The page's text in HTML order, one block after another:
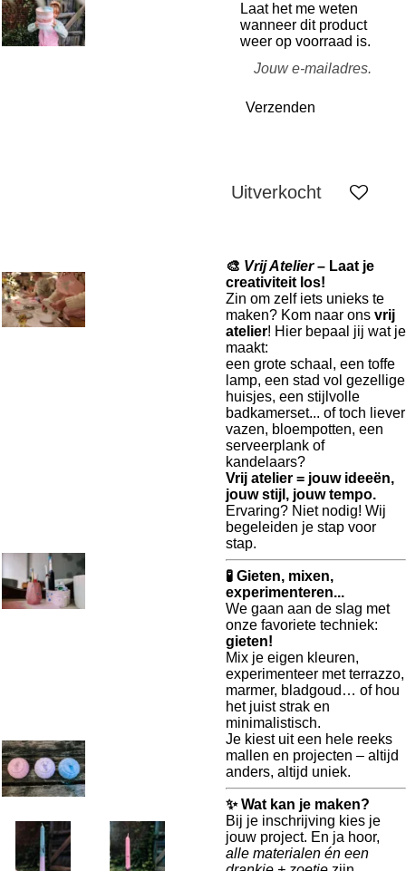
Laat het me weten
wanneer dit product
weer op voorraad is.
Verzenden
Uitverkocht
🎨 Vrij Atelier– Laat je
creativiteit los!
Zin om zelf iets unieks te
maken? Kom naar ons vrij
atelier! Hier bepaal jij wat je
maakt:
een grote schaal, een toffe
lamp, een stad vol gezellige
huisjes, een stijlvolle
badkamerset... of toch liever
vazen, bloempotten, een
serveerplank of
kandelaars?
Vrij atelier = jouw ideeën,
jouw stijl, jouw tempo.
Ervaring? Niet nodig! Wij
begeleiden je stap voor
stap.
🧪 Gieten, mixen,
experimenteren...
We gaan aan de slag met
onze favoriete techniek:
gieten!
Mix je eigen kleuren,
experimenteer met terrazzo,
marmer, bladgoud… of hou
het juist strak en
minimalistisch.
Je kiest uit een hele reeks
mallen en projecten – altijd
anders, altijd uniek.
✨ Wat kan je maken?
Bij je inschrijving kies je
jouw project. En ja hoor,
alle materialen én een